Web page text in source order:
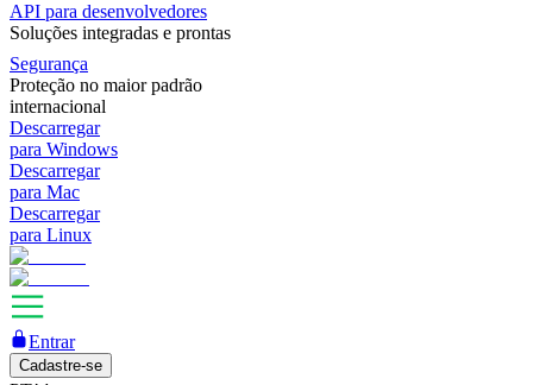
API para desenvolvedores
Soluções integradas e prontas
Segurança
Proteção no maior padrão
internacional
Descarregar
para Windows
Descarregar
para Mac
Descarregar
para Linux
Entrar
Cadastre-se